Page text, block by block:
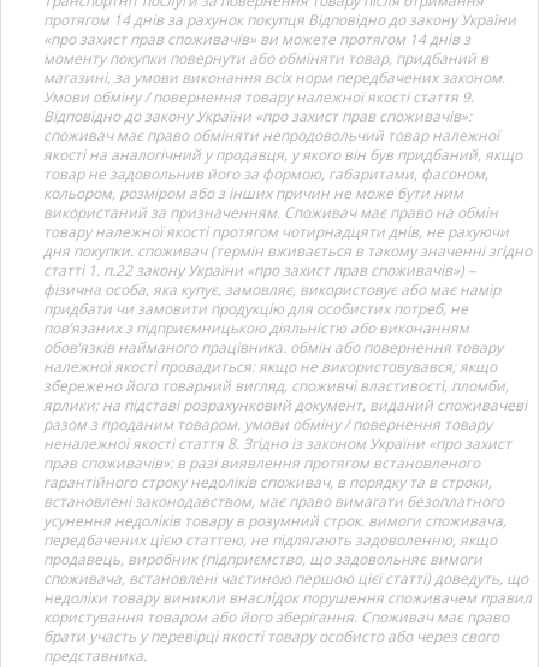
протягом 14 днів за рахунок покупця Відповідно до закону України
«про захист прав споживачів» ви можете протягом 14 днів з
моменту покупки повернути або обміняти товар, придбаний в
магазині, за умови виконання всіх норм передбачених законом.
Умови обміну / повернення товару належної якості стаття 9.
Відповідно до закону України «про захист прав споживачів»:
споживач має право обміняти непродовольчий товар належної
якості на аналогічний у продавця, у якого він був придбаний, якщо
товар не задовольнив його за формою, габаритами, фасоном,
кольором, розміром або з інших причин не може бути ним
використаний за призначенням. Споживач має право на обмін
товару належної якості протягом чотирнадцяти днів, не рахуючи
дня покупки. споживач (термін вживається в такому значенні згідно
статті 1. п.22 закону України «про захист прав споживачів») –
фізична особа, яка купує, замовляє, використовує або має намір
придбати чи замовити продукцію для особистих потреб, не
пов’язаних з підприємницькою діяльністю або виконанням
обов’язків найманого працівника. обмін або повернення товару
належної якості провадиться: якщо не використовувався; якщо
збережено його товарний вигляд, споживчі властивості, пломби,
ярлики; на підставі розрахунковий документ, виданий споживачеві
разом з проданим товаром. умови обміну / повернення товару
неналежної якості стаття 8. Згідно із законом України «про захист
прав споживачів»: в разі виявлення протягом встановленого
гарантійного строку недоліків споживач, в порядку та в строки,
встановлені законодавством, має право вимагати безоплатного
усунення недоліків товару в розумний строк. вимоги споживача,
передбачених цією статтею, не підлягають задоволенню, якщо
продавець, виробник (підприємство, що задовольняє вимоги
споживача, встановлені частиною першою цієї статті) доведуть, що
недоліки товару виникли внаслідок порушення споживачем правил
користування товаром або його зберігання. Споживач має право
брати участь у перевірці якості товару особисто або через свого
представника.